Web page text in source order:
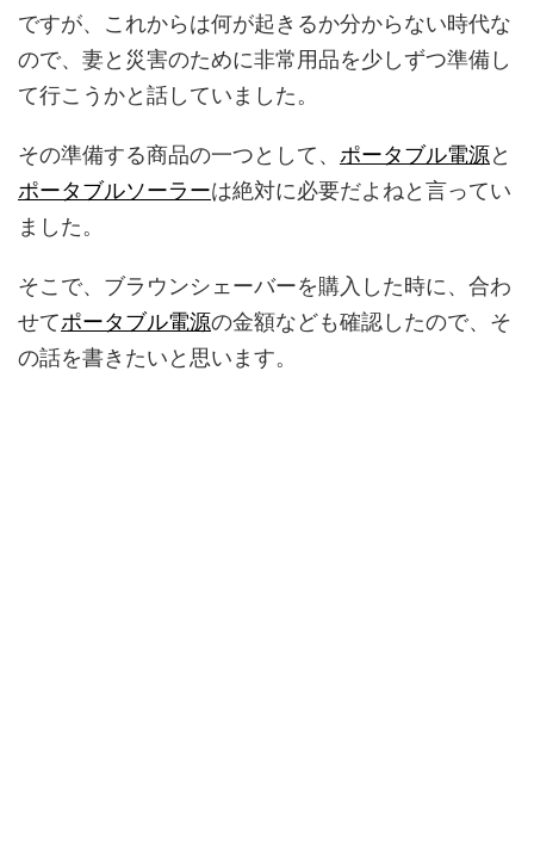
ですが、これからは何が起きるか分からない時代な
ので、妻と災害のために非常用品を少しずつ準備し
て行こうかと話していました。
その準備する商品の一つとして、 ポータブル電源と
ポータブルソーラーは絶対に必要だよねと言ってい
ました。
そこで、ブラウンシェーバーを購入した時に、合わ
せてポータブル電源の金額なども確認したので、そ
の話を書きたいと思います。